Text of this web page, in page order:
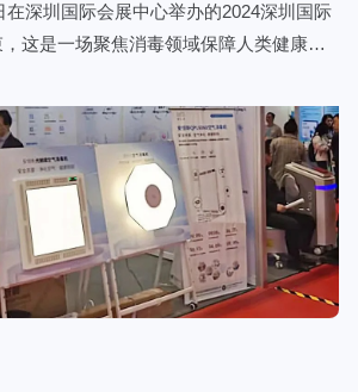
在深圳国际会展中心举办的2024深圳国际
这是一场聚焦消毒领域保障人类健康的